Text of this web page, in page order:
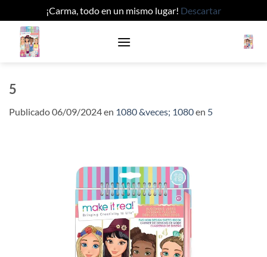
¡Carma, todo en un mismo lugar! Descartar
Saltar
contenido
5
Publicado06/09/2024en 1080 &veces; 1080en 5